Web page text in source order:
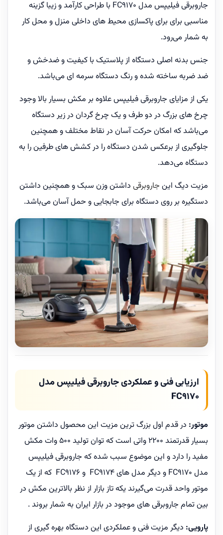
جاروبرقی فیلیپس مدل FC9170 با طراحی کارآمد و زیبا گزینه
مناسبی برای برای پاکسازی محیط های داخلی منزل و محل کار
به شمار می‌رود.
جنس بدنه اصلی دستگاه از پلاستیک با کیفیت و ضدخش و
ضد ضربه ساخته شده و رنگ دستگاه سرمه ای می‌باشد.
یکی از مزایای جاروبرقی فیلیپس علاوه بر مکش بسیار بالا وجود
چرخ های بزرگ در دو طرف و یک چرخ گردان در زیر دستگاه
می‌باشد که امکان حرکت آسان در نقاط مختلف و همچنین
جلوگیری از برعکس شدن دستگاه را در کشش های طرفین را به
دستگاه می‌دهد.
مزیت دیگ این جاروبرقی داشتن وزن سبک و همچنین داشتن
دستگیره بر روی دستگاه برای جابجایی و حمل آسان می‌باشد.
ارزیابی فنی و عملکردی جاروبرقی فیلیپس مدل
FC9170
موتور: در قدم اول بزرگ ترین مزیت این محصول داشتن موتور
بسیار قدرتمند 2200 واتی است که توان تولید 500 وات مکش
مفید را دارد و این موضوع سبب شده که جاروبرقی فیلیپس
مدل FC9170 و دیگر مدل های FC9174 و FC9176 که از یک
موتور واحد قدرت می‌گیرند یکه تاز بازار از نظر بالاترین مکش در
بین تمام جاروبرقی های موجود در بازار ایران به شمار بروند .
پارویی: دیگر مزیت فنی و عملکردی این دستگاه بهره گیری از